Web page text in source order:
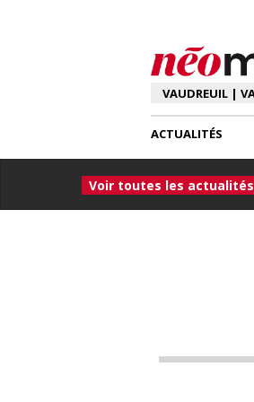
ACTUALITÉS
Voir toutes les actualités